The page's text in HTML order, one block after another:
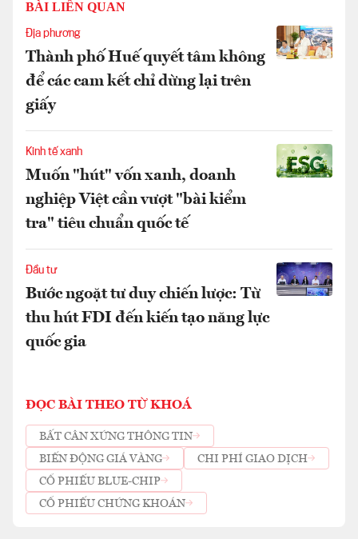
BÀI LIÊN QUAN
Địa phương
Thành phố Huế quyết tâm không
để các cam kết chỉ dừng lại trên
giấy
Kinh tế xanh
Muốn "hút" vốn xanh, doanh
nghiệp Việt cần vượt "bài kiểm
tra" tiêu chuẩn quốc tế
Đầu tư
Bước ngoặt tư duy chiến lược: Từ
thu hút FDI đến kiến tạo năng lực
quốc gia
ĐỌC BÀI THEO TỪ KHOÁ
BẤT CÂN XỨNG THÔNG TIN
BIẾN ĐỘNG GIÁ VÀNG
CHI PHÍ GIAO DỊCH
CỔ PHIẾU BLUE-CHIP
CỔ PHIẾU CHỨNG KHOÁN